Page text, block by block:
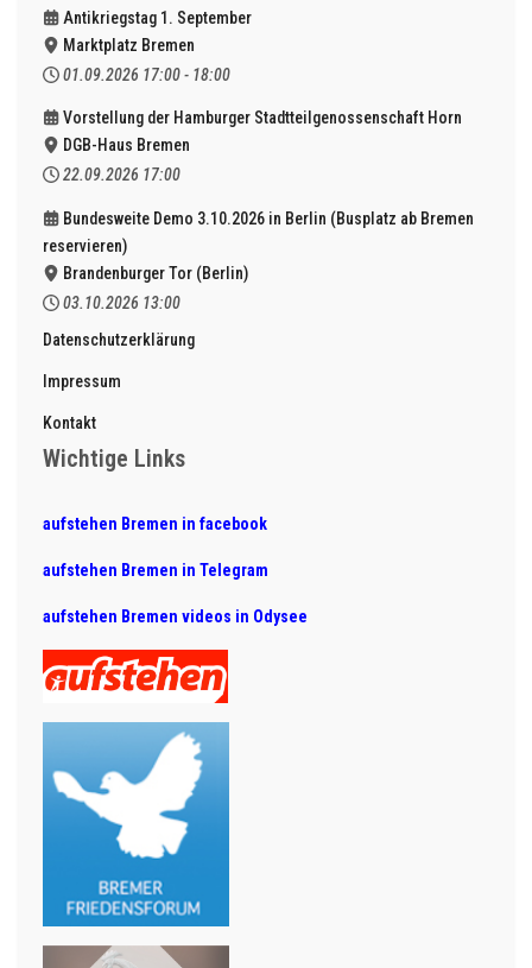
Antikriegstag 1. September
Marktplatz Bremen
01.09.2026 17:00 - 18:00
Vorstellung der Hamburger Stadtteilgenossenschaft Horn
DGB-Haus Bremen
22.09.2026 17:00
Bundesweite Demo 3.10.2026 in Berlin (Busplatz ab Bremen
reservieren)
Brandenburger Tor (Berlin)
03.10.2026 13:00
Datenschutzerklärung
Impressum
Kontakt
Wichtige Links
aufstehen Bremen in facebook
aufstehen Bremen in Telegram
aufstehen Bremen videos in Odysee